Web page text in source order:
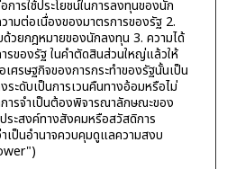
ารใช้ประโยชน์ในการลงทุนของนัก
ามต่อเนื่องของมาตรการของรัฐ 2.
วยกฎหมายของนักลงทุน 3. ความได้
ของรัฐ ในคำตัดสินส่วนใหญ่แล้วให้
ศรษฐกิจของการกระทำของรัฐนั้นเป็น
ะดับเป็นการเวนคืนทางอ้อมหรือไม่
ารจำเป็นต้องพิจารณาลักษณะของ
ะสงค์ทางสังคมหรือสวัสดิการ
ป็นอำนาจควบคุมดูแลความสงบ